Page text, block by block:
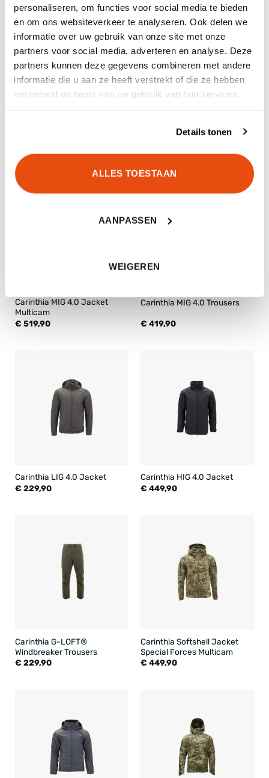
personaliseren, om functies voor social media te bieden
en om ons websiteverkeer te analyseren. Ook delen we
informatie over uw gebruik van onze site met onze
partners voor social media, adverteren en analyse. Deze
partners kunnen deze gegevens combineren met andere
informatie die u aan ze heeft verstrekt of die ze hebben
verzameld op basis van uw gebruik van hun services.
Details tonen
ALLES TOESTAAN
AANPASSEN
WEIGEREN
KLEUR Multicam Alpine
MAAT L, M, S, XL, XXL
GEWICHT 780 g maat M
GERELATEERDE PRODUCTEN
Carinthia MIG 4.0 Jacket
Multicam
€ 519,90
Carinthia MIG 4.0 Trousers
€ 419,90
Carinthia LIG 4.0 Jacket
€ 229,90
Carinthia HIG 4.0 Jacket
€ 449,90
Carinthia G-LOFT®
Windbreaker Trousers
€ 229,90
Carinthia Softshell Jacket
Special Forces Multicam
€ 449,90